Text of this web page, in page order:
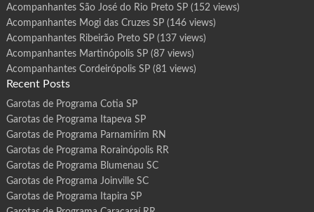
Acompanhantes São José do Rio Preto SP(152 views)
Acompanhantes Mogi das Cruzes SP(146 views)
Acompanhantes Ribeirão Preto SP(137 views)
Acompanhantes Martinópolis SP(87 views)
Acompanhantes Cordeirópolis SP(81 views)
Recent Posts
Garotas de Programa Cotia SP
Garotas de Programa Itapeva SP
Garotas de Programa Parnamirim RN
Garotas de Programa Rorainópolis RR
Garotas de Programa Blumenau SC
Garotas de Programa Joinville SC
Garotas de Programa Itapira SP